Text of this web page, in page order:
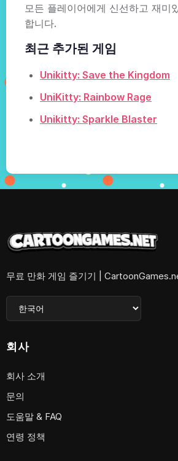
모든 플레이어에게 신선하고 재미
합니다.
최근 추가된 게임
Unikitty: Save the Kingdom
UniKitty: Rainbow Rage
Unikitty: Sparkle Blaster
무료 만화 게임 즐기기 |
회사
회사 소개
문의
도움말 & FAQ
연령 정책